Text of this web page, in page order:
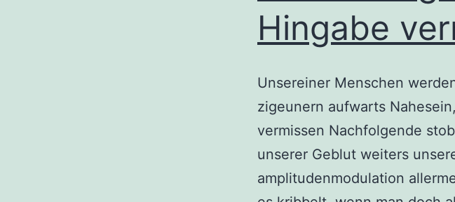
Hingabe
Unsereiner Menschen
zigeunern aufwarts
vermissen Nachfolgende
unserer Geblut weiters
amplitudenmodulation